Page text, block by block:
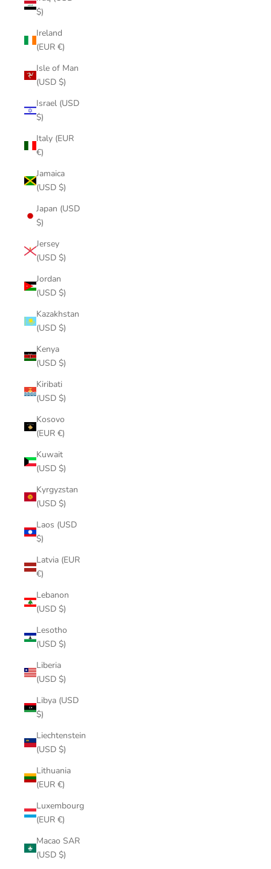
$)
Ireland
(EUR €)
Isle of Man
(USD $)
Israel (USD
$)
Italy (EUR
€)
Jamaica
(USD $)
Japan (USD
$)
Jersey
(USD $)
Jordan
(USD $)
Kazakhstan
(USD $)
Kenya
(USD $)
Kiribati
(USD $)
Kosovo
(EUR €)
Kuwait
(USD $)
Kyrgyzstan
(USD $)
Laos (USD
$)
Latvia (EUR
€)
Lebanon
(USD $)
Lesotho
(USD $)
Liberia
(USD $)
Libya (USD
$)
Liechtenstein
(USD $)
Lithuania
(EUR €)
Luxembourg
(EUR €)
Macao SAR
(USD $)